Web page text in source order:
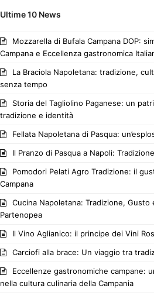
Ultime 10 News
Mozzarella di Bufala Campana DOP:
Campana e Eccellenza gastronomica
La Braciola Napoletana: tradizione,
senza tempo
Storia del Tagliolino Paganese: un
tradizione e identità
Fellata Napoletana di Pasqua:
Il Pranzo di Pasqua a Napoli:
Pomodori Pelati Agro Tradizione: il
Campana
Cucina Napoletana: Tradizione, Gusto
Partenopea
Il Vino Aglianico: il principe dei Vini
Carciofi alla brace: Un viaggio tra
Eccellenze gastronomiche campane:
nella cultura culinaria della Campania